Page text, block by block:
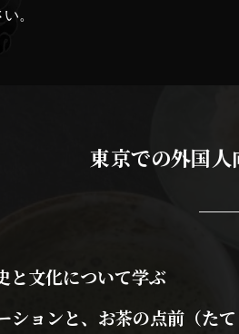
。
東京での外国
文化について学ぶ
ョンと、お茶の点前（た